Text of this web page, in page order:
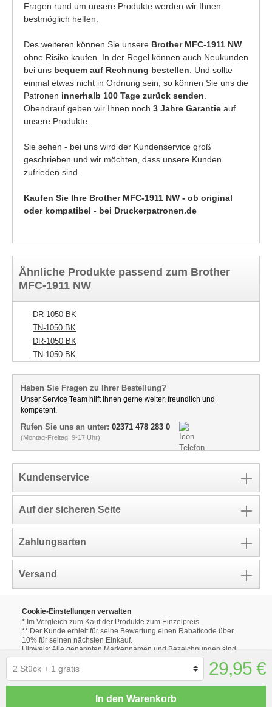
29,95 €
In den Warenkorb
Fragen rund um unsere Produkte werden wir Ihnen
bestmöglich helfen.
Des weiteren können Sie unsere Brother MFC-1911 NW
ohne Risiko kaufen. In der Regel können auch Neukunden
bei uns bequem auf Rechnung bestellen . Und sollte
einmal etwas nicht in Ordnung sein, so können Sie uns die
Patronen innerhalb 100 Tage zurück senden
Obendrauf geben wir Ihnen noch 3 Jahre Garantie auf
unsere Produkte.
Sie sehen - bei uns wird der Kundenservice groß
geschrieben und wir möchten, dass unsere Kunden
zufrieden sind.
Kaufen Sie Ihre Brother MFC-1911 NW - ob original
oder kompatibel - bei Druckerpatronen.de
Ähnliche Produkte passend zum Brother
MFC-1911 NW
DR-1050 BK
TN-1050 BK
DR-1050 BK
TN-1050 BK
Haben Sie Fragen zu Ihrer Bestellung?
Unser Service Team hilft Ihnen gerne weiter, freundlich und
kompetent.
Rufen Sie uns an unter: 02371 478 283 0
(Montag-Freitag, 9-17 Uhr)
Kundenservice
Auf der sicheren Seite
Zahlungsarten
Versand
Cookie-Einstellungen verwalten
* Im Vergleich zum Kauf der Produkte zum Einzelpreis
** Der Kunde erhielt für seine Bewertung einen Rabattcode über
10% für seinen nächsten Einkauf.
Hinweis: Alle genannten Markennamen und Bezeichnungen sind
eingetragene Warenzeichen ihrer Eigentümer.
Die aufgeführten Markennamen und Bezeichnungen auf unseren
Internetseiten dienen ausschließlich zur Beschreibung unserer
Produkte.
Alle Produktbilder dienen lediglich der Illustration der
unterschiedlichen Optionen.